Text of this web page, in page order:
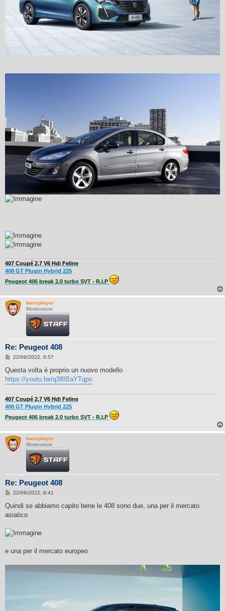
407 Coupé 2.7 V6 Hdi Feline
408 GT Plugin Hybrid 225
Peugeot 406 break 2.0 turbo SVT - R.I.P
bassplayer
Moderatore
Re: Peugeot 408
M
s
a
i
o
22/06/2022, 6:57
Questa volta è proprio un nuovo modello
https://youtu.be/q38IBaYTqps
407 Coupé 2.7 V6 Hdi Feline
408 GT Plugin Hybrid 225
Peugeot 406 break 2.0 turbo SVT - R.I.P
bassplayer
Moderatore
Re: Peugeot 408
M
s
a
g
i
22/06/2022, 8:41
Quindi se abbiamo capito bene le 408 sono due, una per il mercato
asiatico
e una per il mercato europeo